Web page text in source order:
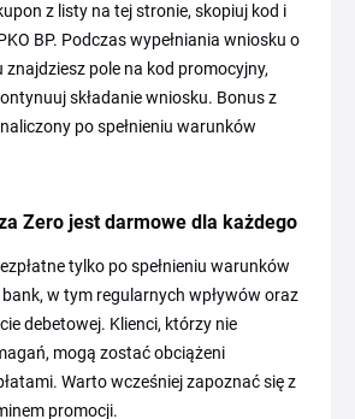
z listy na tej stronie, skopiuj kod i
BP. Podczas wypełniania wniosku o
pole na kod promocyjny,
składanie wniosku. Bonus z
po spełnieniu warunków
Zero jest darmowe dla każdego
tylko po spełnieniu warunków
w tym regularnych wpływów oraz
debetowej. Klienci, którzy nie
mogą zostać obciążeni
Warto wcześniej zapoznać się z
promocji.